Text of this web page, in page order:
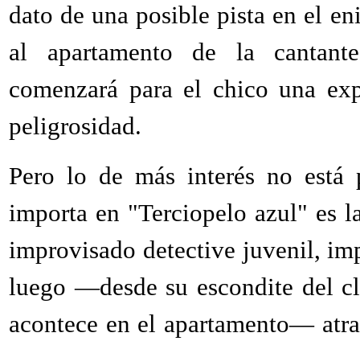
dato de una posible pista en el
al apartamento de la
comenzará para el chico una
peligrosidad.
Pero lo de más interés no
importa en "Terciopelo azul" es
improvisado detective juvenil,
luego —desde su escondite del
acontece en el apartamento—